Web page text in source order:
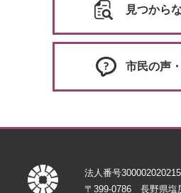
見つから
市民の声
法人番号
〒399-0786 長野県塩